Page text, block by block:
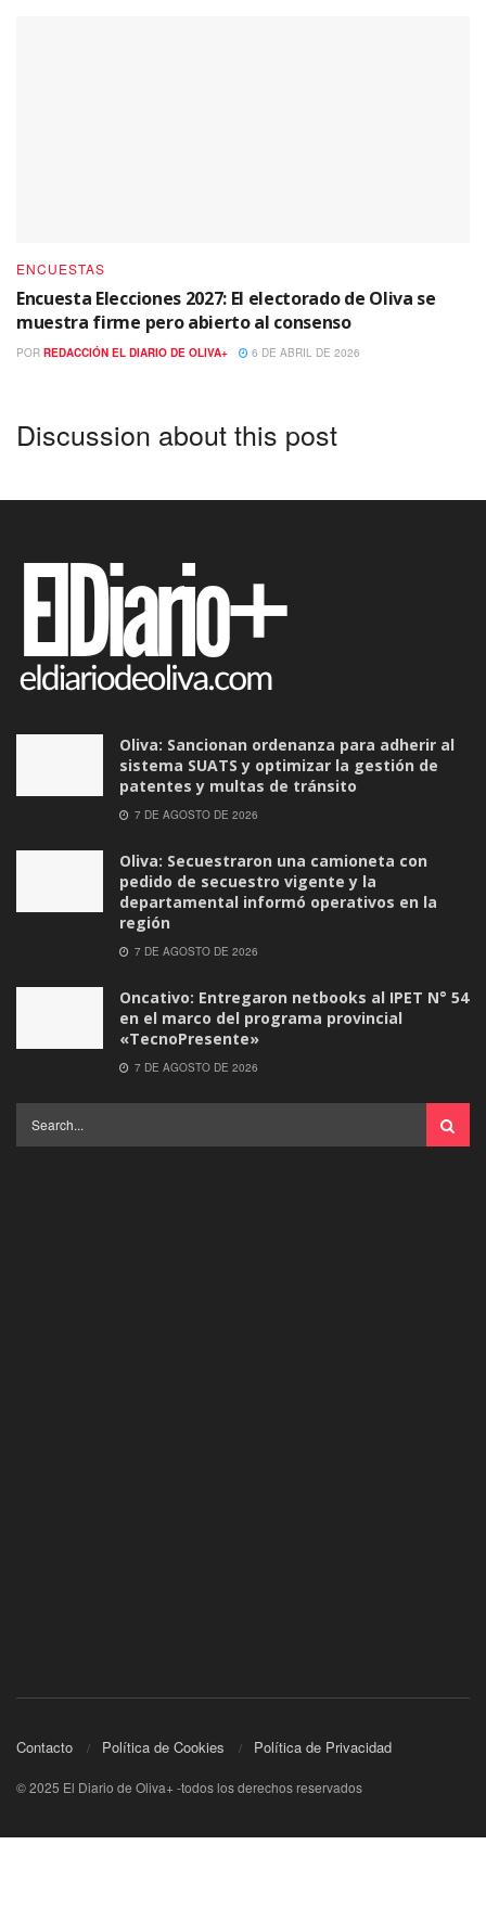
ENCUESTAS
Encuesta Elecciones 2027: El electorado de Oliva se
muestra firme pero abierto al consenso
POR REDACCIÓN EL DIARIO DE OLIVA+ 6 DE ABRIL DE 2026
Discussion about this post
Oliva: Sancionan ordenanza para adherir al
sistema SUATS y optimizar la gestión de
patentes y multas de tránsito
7 DE AGOSTO DE 2026
Oliva: Secuestraron una camioneta con
pedido de secuestro vigente y la
departamental informó operativos en la
región
7 DE AGOSTO DE 2026
Oncativo: Entregaron netbooks al IPET N° 54
en el marco del programa provincial
«TecnoPresente»
7 DE AGOSTO DE 2026
Contacto Política de Cookies Política de Privacidad
© 2025 El Diario de Oliva+ -todos los derechos reservados